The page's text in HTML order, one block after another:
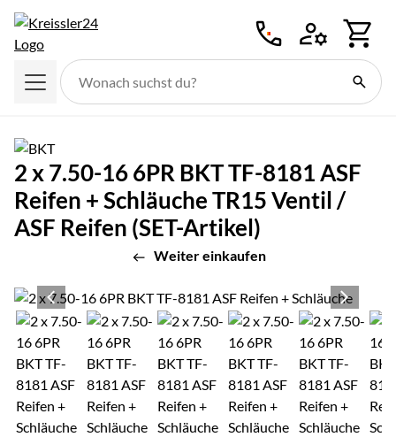
2 x 7.50-16 6PR BKT TF-8181 ASF
Reifen + Schläuche TR15 Ventil /
ASF Reifen (SET-Artikel)
Weiter einkaufen
Produktgalerie
Zur Kaufbox springen